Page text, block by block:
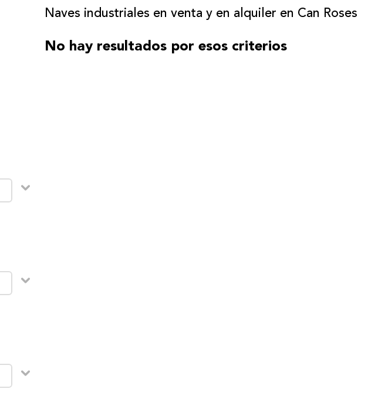
Naves industriales en venta y en alquiler en Can Roses
No hay resultados por esos criterios